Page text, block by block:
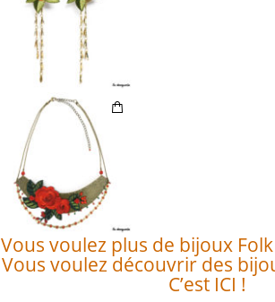
Vous voulez plus de bijoux Folk
Vous voulez découvrir des
C’est ICI !